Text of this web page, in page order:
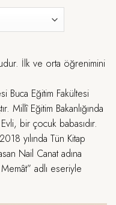
İlk ve orta öğrenimini
Buca Eğitim Fakültesi
Millî Eğitim Bakanlığında
bir çocuk babasıdır.
yılında Tün Kitap
Nail Canat adına
adlı eseriyle